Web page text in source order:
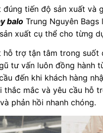
đúng tiến độ sản xuất và
baloTrung Nguyên Bags
xuất cụ thể cho từng
hỗ trợ tận tâm trong suốt
tư vấn luôn đồng hành
đến khi khách hàng
thắc mắc và yêu cầu hỗ
phản hồi nhanh chóng.